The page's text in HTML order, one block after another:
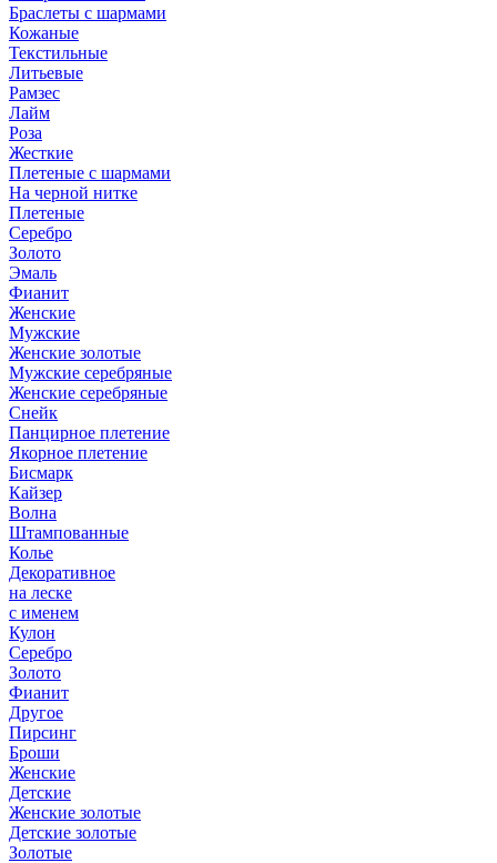
Браслеты с шармами
Кожаные
Текстильные
Литьевые
Рамзес
Лайм
Роза
Жесткие
Плетеные с шармами
На черной нитке
Плетеные
Серебро
Золото
Эмаль
Фианит
Женские
Мужские
Женские золотые
Мужские серебряные
Женские серебряные
Снейк
Панцирное плетение
Якорное плетение
Бисмарк
Кайзер
Волна
Штампованные
Колье
Декоративное
на леске
с именем
Кулон
Серебро
Золото
Фианит
Другое
Пирсинг
Броши
Женские
Детские
Женские золотые
Детские золотые
Золотые